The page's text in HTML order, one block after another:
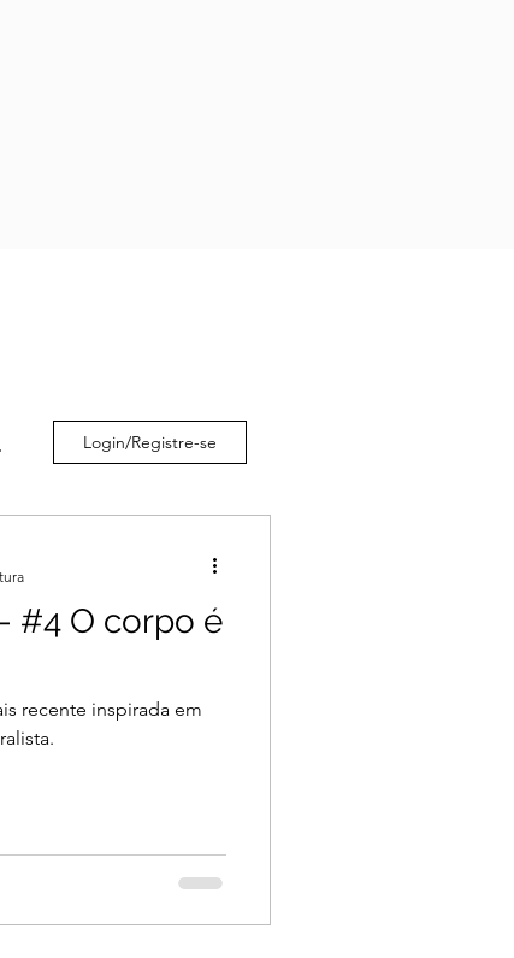
Login/Registre-se
#4 O corpo é
recente inspirada em